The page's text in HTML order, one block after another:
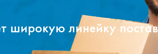
широкую линейку